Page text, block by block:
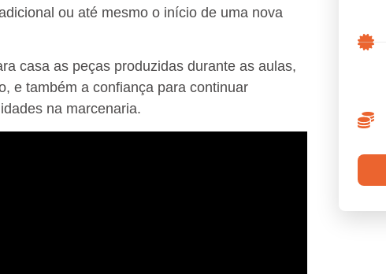
ou até mesmo o início de uma nova
casa as peças produzidas durante as aulas,
e também a confiança para continuar
na marcenaria.